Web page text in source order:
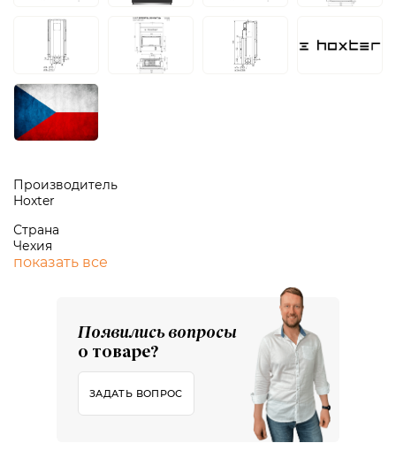
Производитель
Hoxter
Страна
Чехия
показать все
Появились вопросы
о товаре?
ЗАДАТЬ ВОПРОС